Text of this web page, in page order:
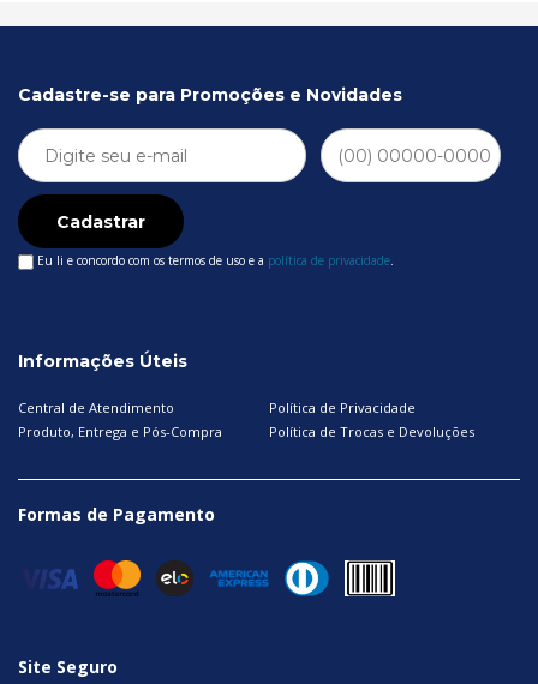
Informações Úteis
Central de Atendimento
Política de Privacidade
Produto, Entrega e Pós-Compra
Política de Trocas e Devoluções
Cadastre-se para Promoções e Novidades
Cadastrar
Eu li e concordo com os termos de uso e a política de privacidade.
Formas de Pagamento
Site Seguro